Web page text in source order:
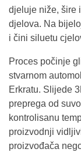
djeluje niže, šire
djelova. Na
i čini siluetu
Proces počinje
stvarnom
Erkratu. Slijede
preprega od
kontrolisanu
proizvodnji
proizvođača